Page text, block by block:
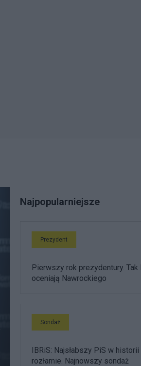
Najpopularniejsze
Prezydent
Pierwszy rok prezydentury. Tak
oceniają Nawrockiego
Sondaż
IBRiS: Najsłabszy PiS w historii
rozłamie. Najnowszy sondaż